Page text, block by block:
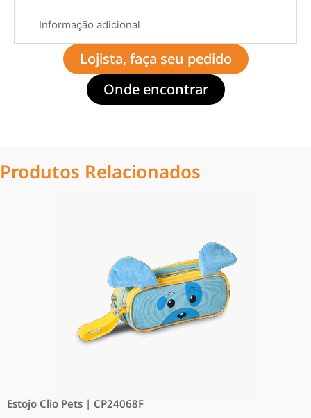
Informação adicional
Lojista, faça seu pedido
Onde encontrar
Produtos Relacionados
Estojo Clio Pets | CP24068F